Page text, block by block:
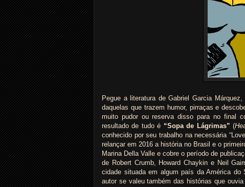
Pegue a literatura de Gabriel Garcia
daquelas que trazem humor, pirraças e
muito pudor ou reserva disso para no final
resultado de tudo é “Sopa de Lágrimas” (
conhecido por seu trabalho na necessária
relançar em 2016 a história no Brasil e o
Marina Della Valle e cobre o período de
de Robert Crumb, Howard Chaykin e Neil
cidade situada em algum país da América
autor se valeu também das histórias que